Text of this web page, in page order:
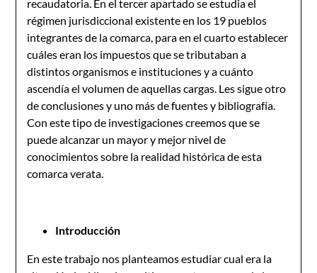
recaudatoria. En el tercer apartado se estudia el
régimen jurisdiccional existente en los 19 pueblos
integrantes de la comarca, para en el cuarto establecer
cuáles eran los impuestos que se tributaban a
distintos organismos e instituciones y a cuánto
ascendía el volumen de aquellas cargas. Les sigue otro
de conclusiones y uno más de fuentes y bibliografía.
Con este tipo de investigaciones creemos que se
puede alcanzar un mayor y mejor nivel de
conocimientos sobre la realidad histórica de esta
comarca verata.
Introducción
En este trabajo nos planteamos estudiar cual era la